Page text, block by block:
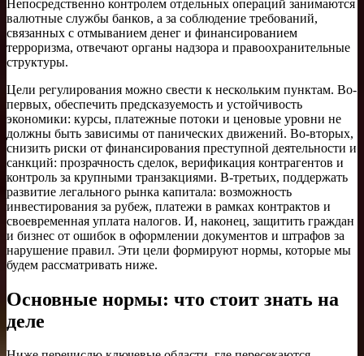
Непосредственно контролем отдельных операций занимаются
валютные службы банков, а за соблюдение требований,
связанных с отмыванием денег и финансированием
терроризма, отвечают органы надзора и правоохранительные
структуры.
Цели регулирования можно свести к нескольким пунктам. Во-
первых, обеспечить предсказуемость и устойчивость
экономики: курсы, платежные потоки и ценовые уровни не
должны быть зависимы от панических движений. Во-вторых,
снизить риски от финансирования преступной деятельности и
санкций: прозрачность сделок, верификация контрагентов и
контроль за крупными транзакциями. В-третьих, поддержать
развитие легального рынка капитала: возможность
инвестирования за рубеж, платежи в рамках контрак­тов и
своевременная уплата налогов. И, наконец, защитить граждан
и бизнес от ошибок в оформлении документов и штрафов за
нарушение правил. Эти цели формируют нормы, которые мы
будем рассматривать ниже.
Основные нормы: что стоит знать на
деле